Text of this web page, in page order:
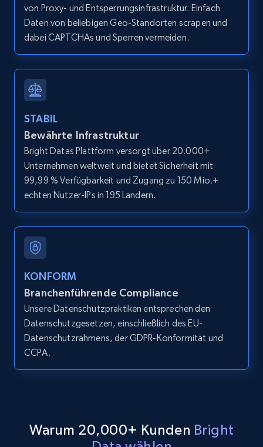
Zillow properties listing information -
Zpid, City, State, HomeStatus, Address,
IsListingClaimedByCurrentSignedInUser,
and more.
12K+ 1.3K+ Gratis testen
URL, ID, User id, Use url, Title, Headline, Post
text, Date posted, and more.
11.3K+
LinkedIn posts - Discover user's articles by
URL
von Proxy- und Entsperrungsinfrastruktur. Einfach
Daten von beliebigen Geo-Standorten scrapen und
dabei CAPTCHAs und Sperren vermeiden.
STABIL
Bewährte Infrastruktur
Bright Datas Plattform versorgt über 20.000+
Unternehmen weltweit und bietet Sicherheit mit
99,99 % Verfügbarkeit und Zugang zu 150 Mio.+
echten Nutzer-IPs in 195 Ländern.
KONFORM
Branchenführende Compliance
Unsere Datenschutzpraktiken entsprechen den
Datenschutzgesetzen, einschließlich des EU-
Datenschutzrahmens, der GDPR-Konformität und
CCPA.
Warum 20,000+ Kunden Bright